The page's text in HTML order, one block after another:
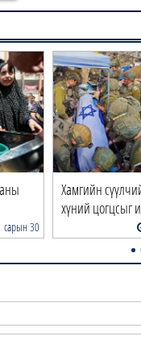
30
Хамгийн
хүний цогцсыг